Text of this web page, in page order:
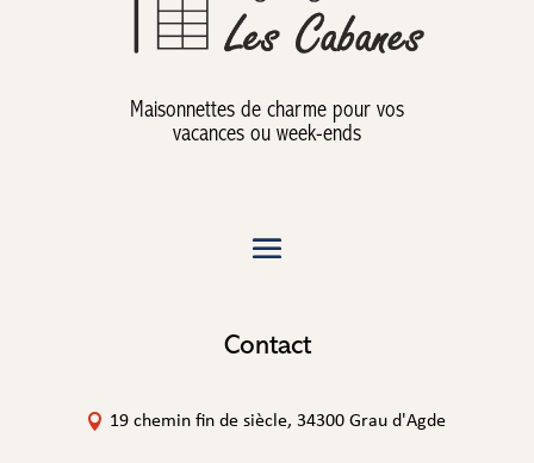
Maisonnettes de charme pour vos
vacances ou week-ends
Contact
19 chemin fin de siècle, 34300 Grau d'Agde